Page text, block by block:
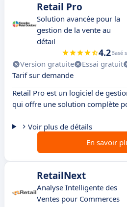
Retail Pro
Solution avancée pour la
gestion de la vente au
détail
4.2Basé
Version gratuite Essai gratuit
Tarif sur demande
Retail Pro est un logiciel de
qui offre une solution complète
Voir plus de détails
En savoir
RetailNext
Analyse Intelligente des
Ventes pour Commerces